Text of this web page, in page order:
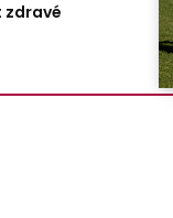
zdravé